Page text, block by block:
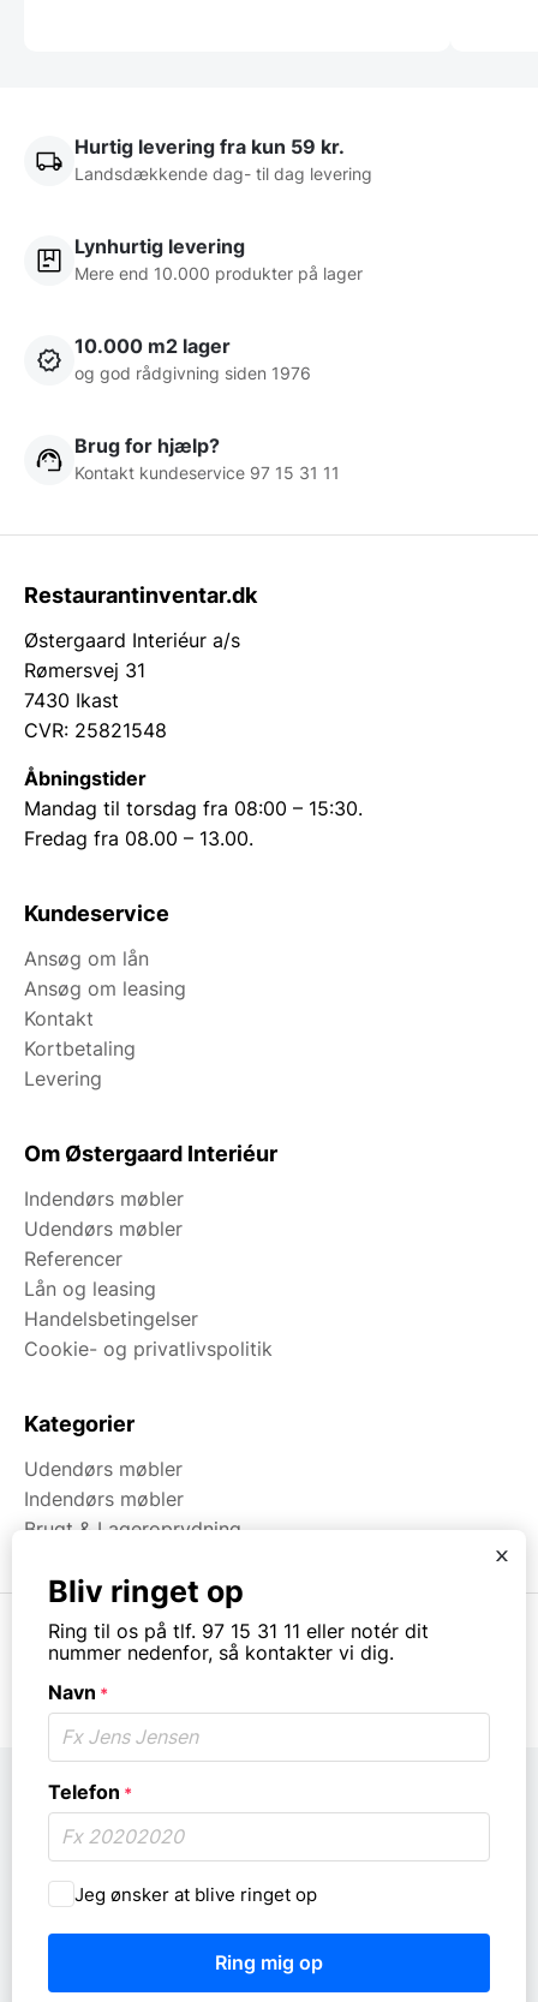
Hurtig levering fra kun 59 kr.
Landsdækkende dag- til dag levering
Lynhurtig levering
Mere end 10.000 produkter på lager
10.000 m2 lager
og god rådgivning siden 1976
Brug for hjælp?
Kontakt kundeservice 97 15 31 11
Restaurantinventar.dk
Østergaard Interiéur a/s
Rømersvej 31
7430 Ikast
CVR: 25821548
Åbningstider
Mandag til torsdag fra 08:00 – 15:30.
Fredag fra 08.00 – 13.00.
Kundeservice
Ansøg om lån
Ansøg om leasing
Kontakt
Kortbetaling
Levering
Om Østergaard Interiéur
Indendørs møbler
Udendørs møbler
Referencer
Lån og leasing
Handelsbetingelser
Cookie- og privatlivspolitik
Kategorier
Udendørs møbler
Indendørs møbler
Brugt & Lageroprydning
x
Bliv ringet op
Ring til os på tlf. 97 15 31 11 eller notér dit
nummer nedenfor, så kontakter vi dig.
Navn *
Telefon *
Må
vi
ringe
Jeg ønsker at blive ringet op